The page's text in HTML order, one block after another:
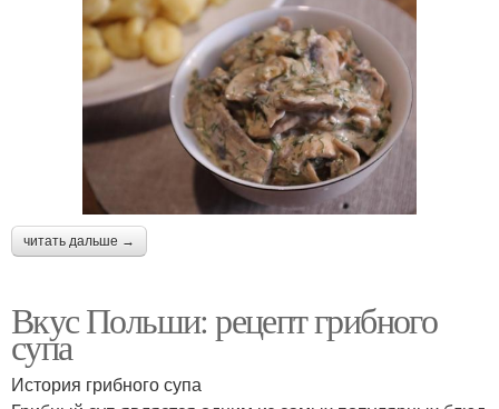
читать дальше →
Вкус Польши: рецепт грибного
супа
История грибного супа